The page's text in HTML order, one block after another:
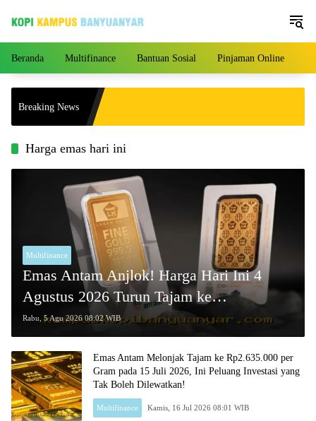
Beranda Multifinance Bantuan Sosial Pinjaman Online
Breaking News
Harga emas hari ini
Multifinance
Emas Antam Anjlok! Harga Hari Ini 4
Agustus 2026 Turun Tajam ke
Rp2.603.000 per Gram, Peluang Beli
Emas Murah?
Rabu, 5 Agu 2026 08:02 WIB
Emas Antam Melonjak Tajam ke Rp2.635.000 per
Gram pada 15 Juli 2026, Ini Peluang Investasi yang
Tak Boleh Dilewatkan!
Multifinance Kamis, 16 Jul 2026 08:01 WIB